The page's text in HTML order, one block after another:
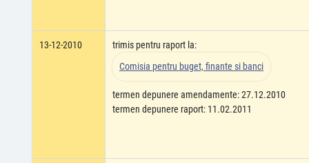
13-12-2010
trimis pentru raport la:
Comisia pentru buget, finante si banci
termen depunere amendamente: 27.12.2010
termen depunere raport: 11.02.2011